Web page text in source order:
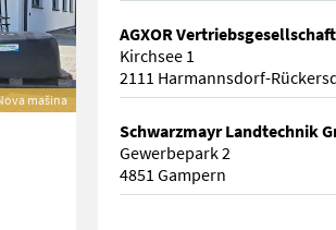
mašina
AGXOR
Kirchsee 1
2111 Harmannsdorf-
Schwarzmayr Landtechnik
Gewerbepark 2
4851 Gampern